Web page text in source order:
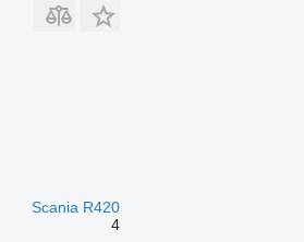
Scania R420
4